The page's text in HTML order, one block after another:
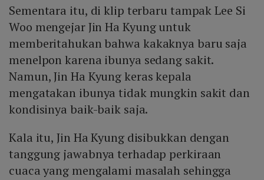
Sementara itu, di klip terbaru tampak Lee Si
Woo mengejar Jin Ha Kyung untuk
memberitahukan bahwa kakaknya baru saja
menelpon karena ibunya sedang sakit.
Namun, Jin Ha Kyung keras kepala
mengatakan ibunya tidak mungkin sakit dan
kondisinya baik-baik saja.
Kala itu, Jin Ha Kyung disibukkan dengan
tanggung jawabnya terhadap perkiraan
cuaca yang mengalami masalah sehingga